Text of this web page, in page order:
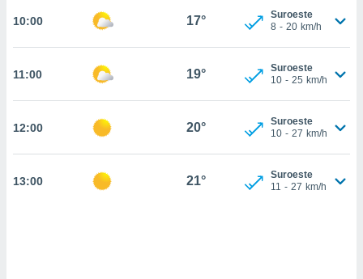
a la
todas
nuestros
nos
análisis
perfil
CONFIGURACIÓN
10:00 17°
Suroeste
8 - 20 km/h
11:00 19°
Suroeste
10 - 25 km/h
12:00 20°
Suroeste
10 - 27 km/h
13:00 21°
Suroeste
11 - 27 km/h